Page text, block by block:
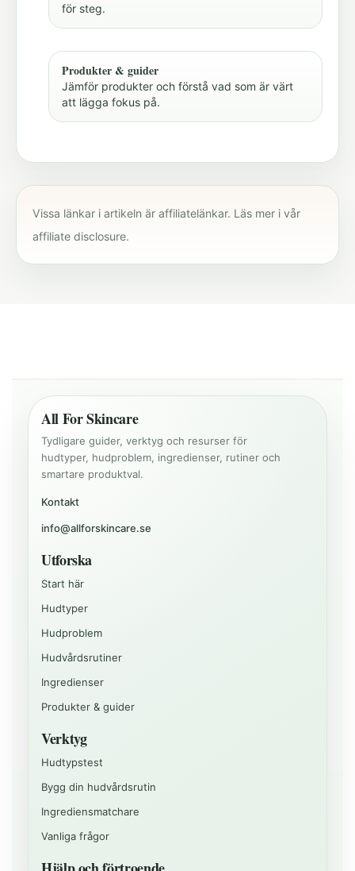
för steg.
Produkter & guider
Jämför produkter och förstå vad som är värt
att lägga fokus på.
Vissa länkar i artikeln är affiliatelänkar. Läs mer i vår
affiliate disclosure.
All For Skincare
Tydligare guider, verktyg och resurser för
hudtyper, hudproblem, ingredienser, rutiner och
smartare produktval.
Kontakt
info@allforskincare.se
Utforska
Start här
Hudtyper
Hudproblem
Hudvårdsrutiner
Ingredienser
Produkter & guider
Verktyg
Hudtypstest
Bygg din hudvårdsrutin
Ingrediensmatchare
Vanliga frågor